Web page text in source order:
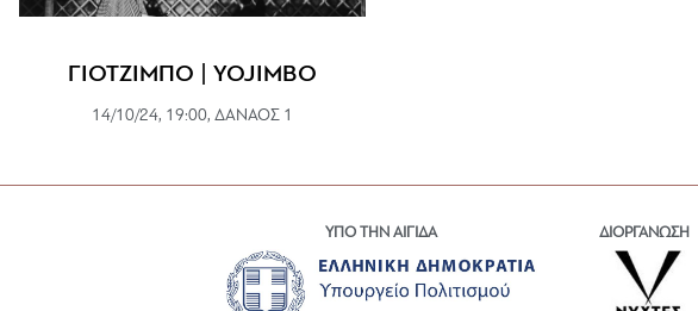
ΓΙΟΤΖΙΜΠΟ | YOJIMBO
14/10/24, 19:00, ΔΑΝΑΟΣ 1
ΥΠΟ ΤΗΝ ΑΙΓΙΔΑ ΔΙΟΡΓΑΝΩΣΗ